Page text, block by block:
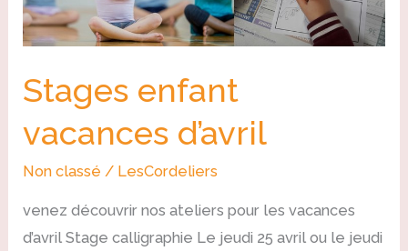
Stages enfant
vacances d’avril
Non classé / LesCordeliers
venez découvrir nos ateliers pour les vacances
d’avril Stage calligraphie Le jeudi 25 avril ou le jeudi